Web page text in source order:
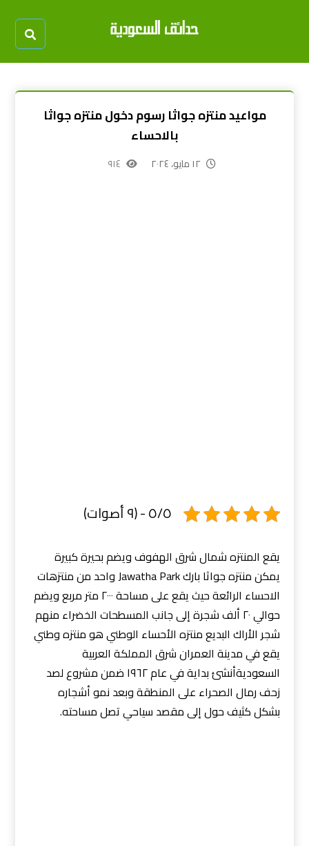
مواعيد منتزه جواثا رسوم دخول منتزه جواثا
بالاحساء
١٢ مايو، ٢٠٢٤ ٩١٤
٥/٥ - (٩ أصوات)
يقع المنتزه شمال شرق الهفوف ويضم بحيرة كبيرة
يمكن منتزه جواثا بارك Jawatha Park واحد من منتزهات
الاحساء الرائعة حيث يقع على مساحة ٢٠٠٠ متر مربع ويضم
حوالي ٢٠ ألف شجرة إلى جانب المسطحات الخضراء منهم
شجر الأراك البديع منتزه الأحساء الوطني هو منتزه وطني
يقع في مدينة العمران شرق المملكة العربية
السعوديةأنشئ بداية في عام ١٩٦٢ ضمن مشروع لصد
زحف رمال الصحراء على المنطقة وبعد نمو أشجاره
بشكل كثيف حول إلى مقصد سياحي تصل مساحته.